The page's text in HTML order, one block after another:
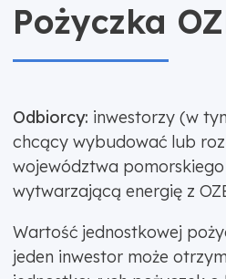
Pożyczka
Odbiorcy: inwestorzy (w
chcący wybudować lub
województwa
wytwarzającą energię z
Wartość jednostkowej
jeden inwestor może